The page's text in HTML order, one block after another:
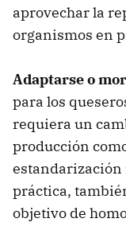
aprovechar la
organismos en
Adaptarse o
para los
requiera un
producción
estandarización
práctica,
objetivo de